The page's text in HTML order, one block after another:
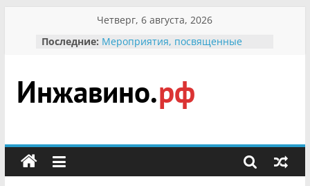
содержимому
Четверг, 6 августа, 2026
Последние: заповедника родились крапчатые
Международному Дню семьи
Присвоение звания «Почётный
Отечественной, фронтовичке
Инжавино.рф
сельский
портал